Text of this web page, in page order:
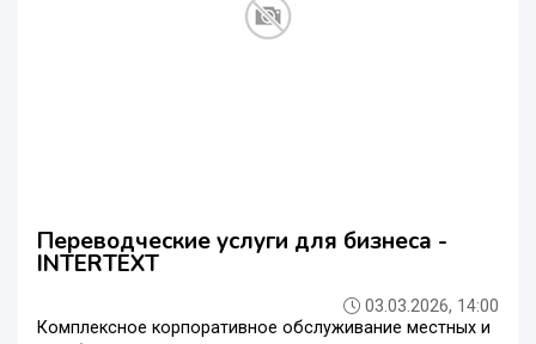
Переводческие услуги для бизнеса -
INTERTEXT
03.03.2026, 14:00
Комплексное корпоративное обслуживание местных и